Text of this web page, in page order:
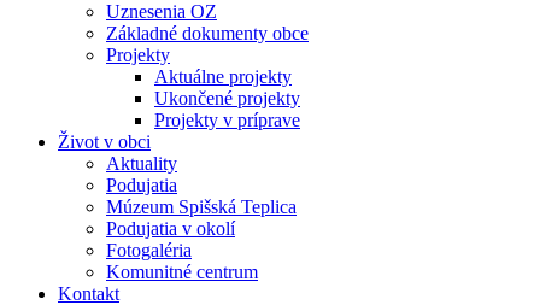
Uznesenia OZ
Základné dokumenty obce
Projekty
Aktuálne projekty
Ukončené projekty
Projekty v príprave
Život v obci
Aktuality
Podujatia
Múzeum Spišská Teplica
Podujatia v okolí
Fotogaléria
Komunitné centrum
Kontakt